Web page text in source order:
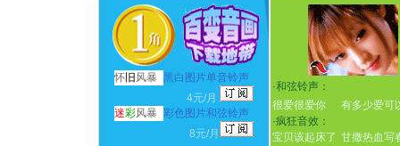
怀 旧 风暴
黑白图片单音铃声
4元/月
迷彩风暴 彩色图片和弦铃声
8元/月
·和弦铃声：
很爱很爱你
有多少爱可
·疯狂音效：
宝贝该起床了 甘撒热血写